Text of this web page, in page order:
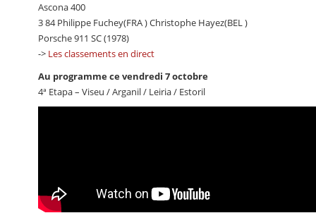
Ascona 400
3 84 Philippe Fuchey(FRA ) Christophe Hayez(BEL )
Porsche 911 SC (1978)
-> Les classements en direct
Au programme ce vendredi 7 octobre
4ª Etapa – Viseu / Arganil / Leiria / Estoril